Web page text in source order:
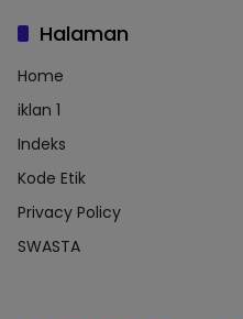
Halaman
Home
iklan 1
Indeks
Kode Etik
Privacy Policy
SWASTA